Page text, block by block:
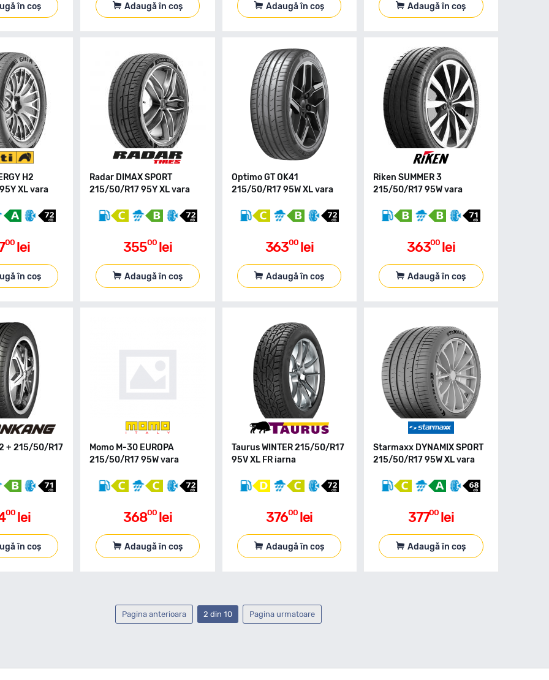
în coș Adaugă în coș Adaugă în coș Adaugă în coș
H2
XL vara
00 lei
în coș
Radar DIMAX SPORT
215/50/R17 95Y XL vara
35500 lei
Adaugă în coș
Optimo GT OK41
215/50/R17 95W XL vara
36300 lei
Adaugă în coș
Riken SUMMER 3
215/50/R17 95W vara
36300 lei
Adaugă în coș
+ 215/50/R17
00 lei
în coș
Momo M-30 EUROPA
215/50/R17 95W vara
36800 lei
Adaugă în coș
Taurus WINTER 215/50/R17
95V XL FR iarna
37600 lei
Adaugă în coș
Starmaxx DYNAMIX SPORT
215/50/R17 95W XL vara
37700 lei
Adaugă în coș
Pagina anterioara 2 din 10 Pagina urmatoare